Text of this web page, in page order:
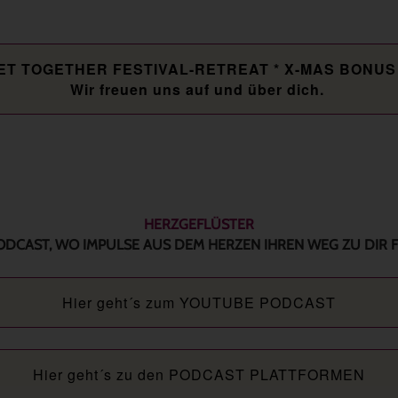
TOGETHER FESTIVAL-RETREAT * X-MAS BONUS
Wir freuen uns auf und über dich.
HERZGEFLÜSTER
WO IMPULSE AUS DEM HERZEN IHREN WEG ZU DIR
Hier geht´s zum YOUTUBE PODCAST
Hier geht´s zu den PODCAST PLATTFORMEN